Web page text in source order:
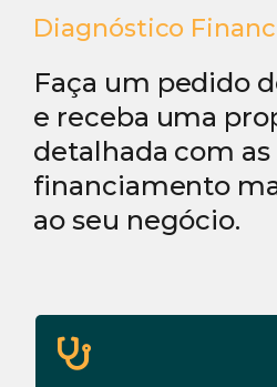
Diagnóstico
Faça um pedido
e receba uma
detalhada com
financiamento
ao seu negócio.